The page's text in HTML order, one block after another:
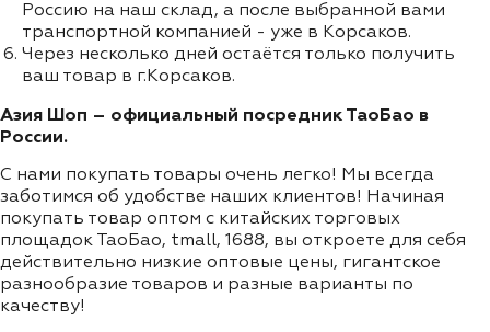
Россию на наш склад, а после выбранной вами
транспортной компанией - уже в Корсаков.
Через несколько дней остаётся только получить
ваш товар в г.Корсаков.
Азия Шоп – официальный посредник ТаоБао в
России.
С нами покупать товары очень легко! Мы всегда
заботимся об удобстве наших клиентов! Начиная
покупать товар оптом с китайских торговых
площадок ТаоБао, tmall, 1688, вы откроете для себя
действительно низкие оптовые цены, гигантское
разнообразие товаров и разные варианты по
качеству!